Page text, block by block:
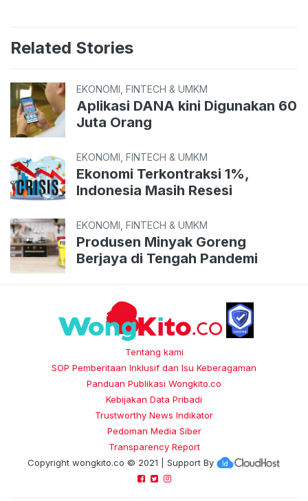
Related Stories
EKONOMI, FINTECH & UMKM
Aplikasi DANA kini Digunakan 60
Juta Orang
EKONOMI, FINTECH & UMKM
Ekonomi Terkontraksi 1%,
Indonesia Masih Resesi
EKONOMI, FINTECH & UMKM
Produsen Minyak Goreng
Berjaya di Tengah Pandemi
Tentang kami
SOP Pemberitaan Inklusif dan Isu Keberagaman
Panduan Publikasi Wongkito.co
Kebijakan Data Pribadi
Trustworthy News Indikator
Pedoman Media Siber
Transparency Report
Copyright wongkito.co © 2021 | Support By